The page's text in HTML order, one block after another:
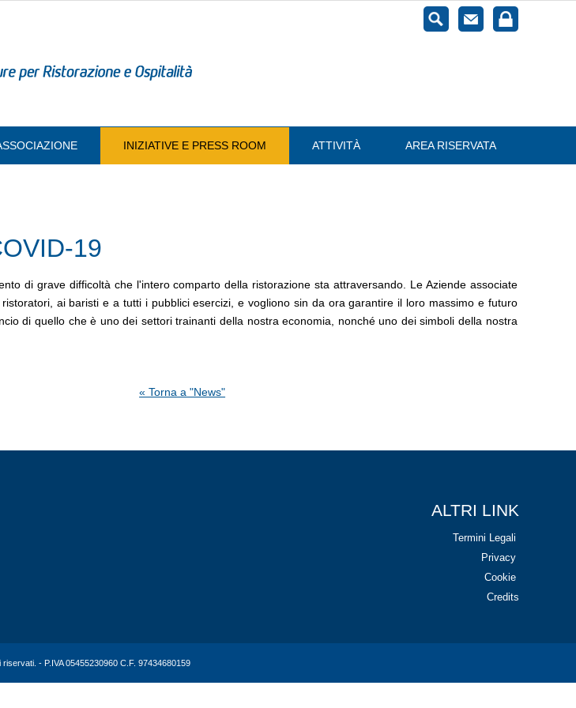
INIZIATIVE E PRESS ROOM ATTIVITÀ AREA RISERVATA
19
di grave difficoltà che l'intero comparto della ristorazione sta attraversando. Le Aziende associate
ai baristi e a tutti i pubblici esercizi, e vogliono sin da ora garantire il loro massimo e futuro
di quello che è uno dei settori trainanti della nostra economia, nonché uno dei simboli della nostra
« Torna a "News"
ALTRI LINK
Termini Legali
Privacy
Cookie
Credits
riservati. - P.IVA 05455230960 C.F. 97434680159